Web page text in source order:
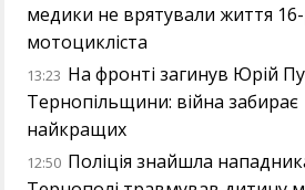
медики не врятували життя 16-
мотоцикліста
13:23 На фронті загинув Юрій
Тернопільщини: війна забирає
найкращих
12:50 Поліція знайшла